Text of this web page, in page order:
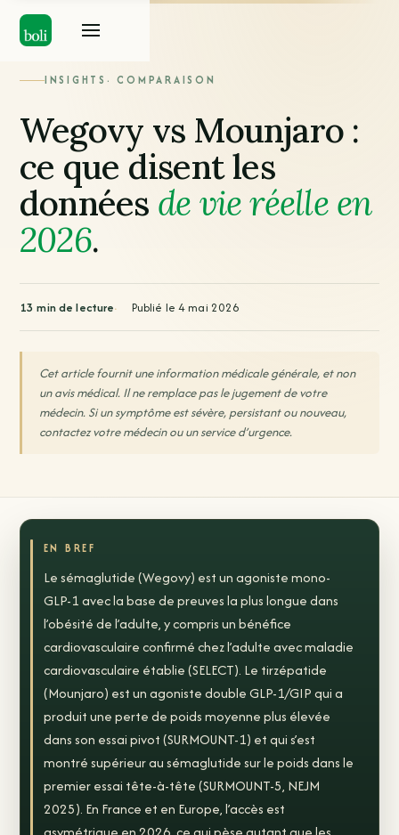
INSIGHTS · COMPARAISON
Wegovy vs Mounjaro :
ce que disent les
données de vie réelle en
2026.
13 min de lecture Publié le 4 mai 2026
Cet article fournit une information médicale générale, et non
un avis médical. Il ne remplace pas le jugement de votre
médecin. Si un symptôme est sévère, persistant ou nouveau,
contactez votre médecin ou un service d’urgence.
EN BREF
Le sémaglutide (Wegovy) est un agoniste mono-
GLP-1 avec la base de preuves la plus longue dans
l’obésité de l’adulte, y compris un bénéfice
cardiovasculaire confirmé chez l’adulte avec maladie
cardiovasculaire établie (SELECT). Le tirzépatide
(Mounjaro) est un agoniste double GLP-1/GIP qui a
produit une perte de poids moyenne plus élevée
dans son essai pivot (SURMOUNT-1) et qui s’est
montré supérieur au sémaglutide sur le poids dans le
premier essai tête-à-tête (SURMOUNT-5, NEJM
2025). En France et en Europe, l’accès est